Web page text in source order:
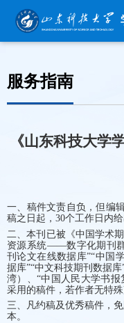
服务指南
《山东科技大学
一、稿件文责自负，但编
稿之日起， 30个工作日 内
二、本刊已被《中国学术
资源系统——数字化期刊群
刊论文在线数据库”“中国
据库”“中文科技期刊数据
湾）、“中国人民大学书报
采用的稿件，若作者无特
三、凡约稿及优秀稿件，
本。